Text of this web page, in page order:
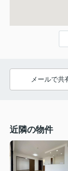
メールで共
近隣の物件